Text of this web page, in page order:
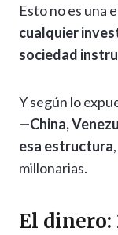
Esto no es una
cualquier
sociedad
Y según lo
—China,
esa estructura
millonarias.
El